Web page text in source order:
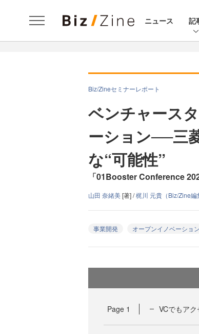
ニュース 記
Biz/Zineセミナーレポート
ベンチャース
ーション──三
な“可能性”
「01Booster Conference
山田 奈緒美[著] /梶川 元貴（Biz/Zine編
事業開発 オープンイノベーション
Page 1 VCでもア